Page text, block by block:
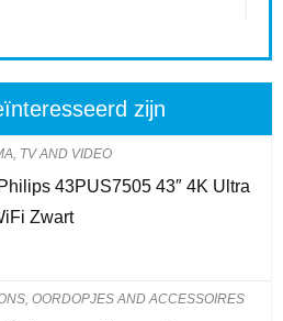
zijn
TV AND VIDEO
43PUS7505 43″ 4K Ultra
Zwart
OORDOPJES AND ACCESSOIRES